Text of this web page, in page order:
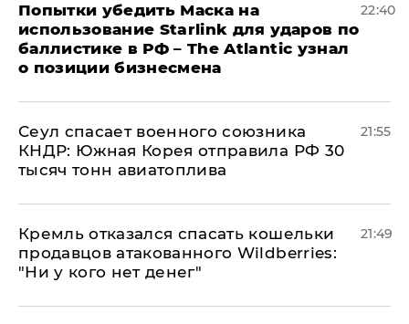
Попытки убедить Маска на
использование Starlink для ударов по
баллистике в РФ – The Atlantic узнал
о позиции бизнесмена
22:40
​Сеул спасает военного союзника
КНДР: Южная Корея отправила РФ 30
тысяч тонн авиатоплива
21:55
Кремль отказался спасать кошельки
продавцов атакованного Wildberries:
"Ни у кого нет денег"
21:49